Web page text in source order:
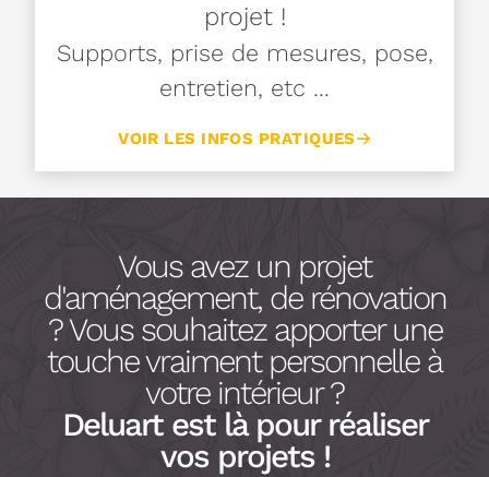
projet !
Supports, prise de mesures, pose,
entretien, etc ...
VOIR LES INFOS PRATIQUES
Vous avez un projet
d'aménagement, de rénovation
? Vous souhaitez apporter une
touche vraiment personnelle à
votre intérieur ?
Deluart est là pour réaliser
vos projets !